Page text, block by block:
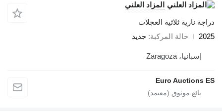
المزاد العلني
دراجة نارية ثلاثية العجلات
2025
حالة المركبة جديد
إسبانيا، Zaragoza
Euro Auctions ES